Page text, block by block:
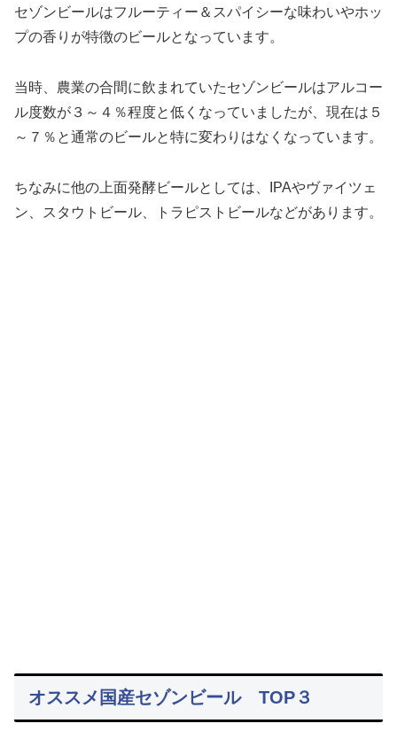
セゾンビールはフルーティー＆スパイシーな味わいやホッ
プの香りが特徴のビールとなっています。
当時、農業の合間に飲まれていたセゾンビールはアルコー
ル度数が３～４％程度と低くなっていましたが、現在は５
～７％と通常のビールと特に変わりはなくなっています。
ちなみに他の上面発酵ビールとしては、IPAやヴァイツェ
ン、スタウトビール、トラピストビールなどがあります。
オススメ国産セゾンビール TOP３